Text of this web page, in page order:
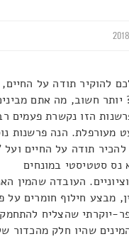
להוקיר תודה על
יותר חשוב, מה אתם
הזו נקשרת פעמים
מעורפלת. הנה פרשנות
להכיר תודה על החיים ועל
נס סטטיסטי במונחים
העובדה שהמין
מבצע חילוף חומרים על
יוקרתי שהצליח